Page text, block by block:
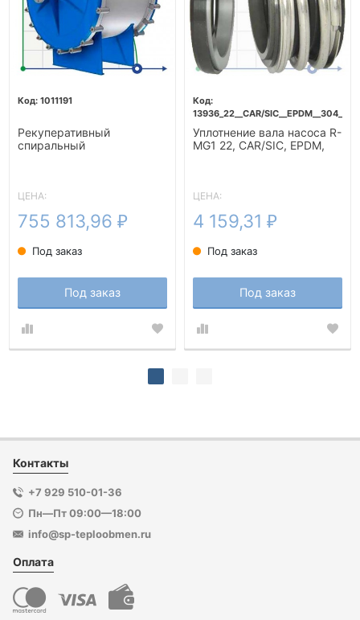
1011191
Рекуперативный
спиральный
ЦЕНА:
755 813,96 ₽
Под заказ
Под заказ
13936_22__CAR/
Уплотнение вала насоса R-
MG1 22, CAR/SIC, EPDM,
ЦЕНА:
4 159,31 ₽
Под заказ
Под заказ
Контакты
+7 929 510-01-36
Пн—Пт 09:00—18:00
info@sp-teploobmen.ru
Оплата